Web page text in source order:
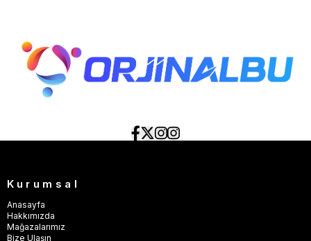
Kurumsal
Anasayfa
Hakkımızda
Mağazalarımız
Bize Ulaşın